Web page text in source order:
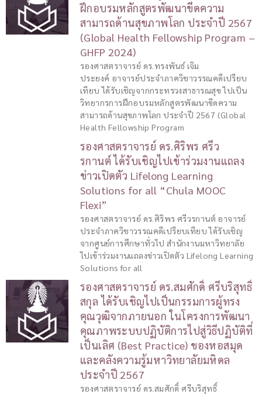
ฝึกอบรมหลักสูตรพัฒนาขีดความ
สามารถด้านสุขภาพโลก ประจำปี 2567
(Global Health Fellowship Program –
GHFP 2024)
รองศาสตราจารย์ ดร.ทรงพันธ์ เจิม
ประยงค์ อาจารย์ประจำภาควิชาวรรณคดีเปรียบ
เทียบ ได้รับเชิญจากกระทรวงสาธารณสุข ไปเป็น
วิทยากรการฝึกอบรมหลักสูตรพัฒนาขีดความ
สามารถด้านสุขภาพโลก ประจำปี 2567 (Global
Health Fellowship Program
รองศาสตราจารย์ ดร.ศิริพร ศรีว
รกานต์ ได้รับเชิญไปเข้าร่วมงานแถลง
ข่าวเปิดตัว Lifelong Learning
Solutions for all “Chula MOOC
Flexi”
รองศาสตราจารย์ ดร.ศิริพร ศรีวรกานต์ อาจารย์
ประจำภาควิชาวรรณคดีเปรียบเทียบ ได้รับเชิญ
จากศูนย์การศึกษาทั่วไป สำนักงานมหาวิทยาลัย
ไปเข้าร่วมงานแถลงข่าวเปิดตัว Lifelong Learning
Solutions for all
รองศาสตราจารย์ ดร.สมศักดิ์ ศรีบริสุทธิ์
สกุล ได้รับเชิญไปเป็นกรรมการผู้ทรง
คุณวุฒิจากภายนอก ในโครงการพัฒนา
คุณภาพระบบปฏิบัติการไปสู่วิธีปฏิบัติที่
เป็นเลิศ (Best Practice) ของหอสมุด
และคลังความรู้มหาวิทยาลัยมหิดล
ประจำปี 2567
รองศาสตราจารย์ ดร.สมศักดิ์ ศรีบริสุทธิ์